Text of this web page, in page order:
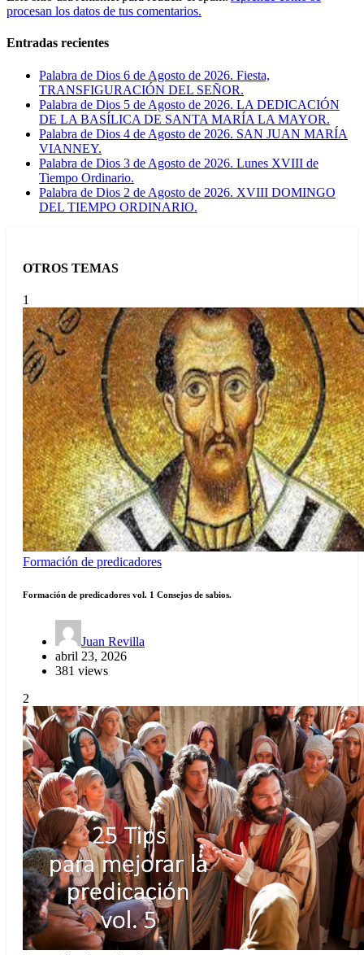
procesan los datos de tus comentarios.
Entradas recientes
Palabra de Dios 6 de Agosto de 2026. Fiesta,
TRANSFIGURACIÓN DEL SEÑOR.
Palabra de Dios 5 de Agosto de 2026. LA DEDICACIÓN
DE LA BASÍLICA DE SANTA MARÍA LA MAYOR.
Palabra de Dios 4 de Agosto de 2026. SAN JUAN MARÍA
VIANNEY.
Palabra de Dios 3 de Agosto de 2026. Lunes XVIII de
Tiempo Ordinario.
Palabra de Dios 2 de Agosto de 2026. XVIII DOMINGO
DEL TIEMPO ORDINARIO.
OTROS TEMAS
1
Formación de predicadores
Formación de predicadores vol. 1 Consejos de sabios.
Juan Revilla
abril 23, 2026
381 views
2